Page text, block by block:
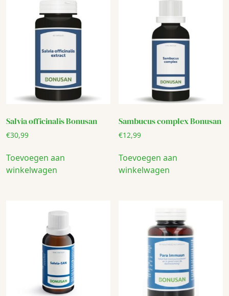
Salvia officinalis Bonusan
€30,99
Toevoegen aan
winkelwagen
Sambucus complex Bonusan
€12,99
Toevoegen aan
winkelwagen